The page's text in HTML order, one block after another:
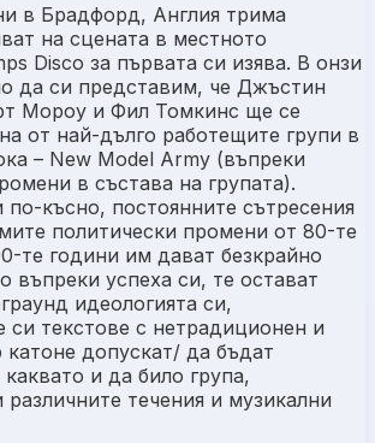
в Брадфорд, Англия трима
на сцената в местното
Disco за първата си изява. В онзи
да си представим, че Джъстин
Мороу и Фил Томкинс ще се
от най-дълго работещите групи в
– New Model Army (въпреки
в състава на групата).
по-късно, постоянните сътресения
политически промени от 80-те
те години им дават безкрайно
въпреки успеха си, те остават
идеологията си,
си текстове с нетрадиционен и
допускат/ да бъдат
и да било група,
различните течения и музикални